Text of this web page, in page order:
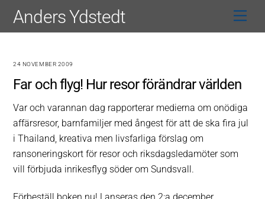
Anders Ydstedt
24 NOVEMBER 2009
Far och flyg! Hur resor förändrar världen
Var och varannan dag rapporterar medierna om onödiga
affärsresor, barnfamiljer med ångest för att de ska fira jul
i Thailand, kreativa men livsfarliga förslag om
ransoneringskort för resor och riksdagsledamöter som
vill förbjuda inrikesflyg söder om Sundsvall.